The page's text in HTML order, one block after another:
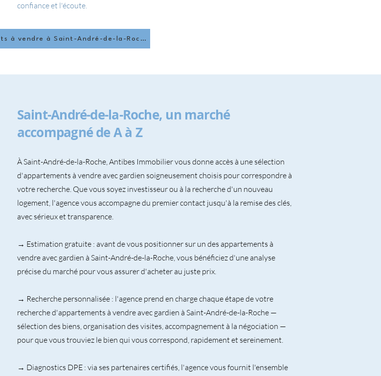
confiance et l'écoute.
Appartements à vendre à Saint-André-de-la-Roche
Saint-André-de-la-Roche, un marché
accompagné de A à Z
À Saint-André-de-la-Roche, Antibes Immobilier vous donne accès à une sélection
d'appartements à vendre avec gardien soigneusement choisis pour correspondre à
votre recherche. Que vous soyez investisseur ou à la recherche d'un nouveau
logement, l'agence vous accompagne du premier contact jusqu'à la remise des clés,
avec sérieux et transparence.
→ Estimation gratuite : avant de vous positionner sur un des appartements à
vendre avec gardien à Saint-André-de-la-Roche, vous bénéficiez d'une analyse
précise du marché pour vous assurer d'acheter au juste prix.
→ Recherche personnalisée : l'agence prend en charge chaque étape de votre
recherche d'appartements à vendre avec gardien à Saint-André-de-la-Roche —
sélection des biens, organisation des visites, accompagnement à la négociation —
pour que vous trouviez le bien qui vous correspond, rapidement et sereinement.
→ Diagnostics DPE : via ses partenaires certifiés, l'agence vous fournit l'ensemble